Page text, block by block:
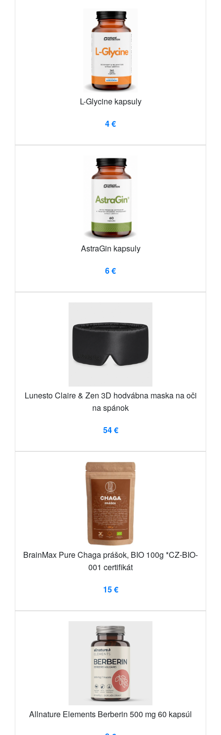
L-Glycine kapsuly
4 €
AstraGin kapsuly
6 €
Lunesto Claire & Zen 3D hodvábna maska ​​na oči
na spánok
54 €
BrainMax Pure Chaga prášok, BIO 100g *CZ-BIO-
001 certifikát
15 €
Allnature Elements Berberin 500 mg 60 kapsúl